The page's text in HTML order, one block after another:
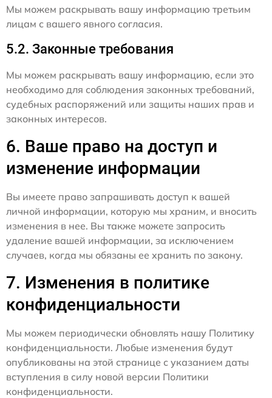
Мы можем раскрывать вашу информацию третьим
лицам с вашего явного согласия.
5.2. Законные требования
Мы можем раскрывать вашу информацию, если это
необходимо для соблюдения законных требований,
судебных распоряжений или защиты наших прав и
законных интересов.
6. Ваше право на доступ и
изменение информации
Вы имеете право запрашивать доступ к вашей
личной информации, которую мы храним, и вносить
изменения в нее. Вы также можете запросить
удаление вашей информации, за исключением
случаев, когда мы обязаны ее хранить по закону.
7. Изменения в политике
конфиденциальности
Мы можем периодически обновлять нашу Политику
конфиденциальности. Любые изменения будут
опубликованы на этой странице с указанием даты
вступления в силу новой версии Политики
конфиденциальности.